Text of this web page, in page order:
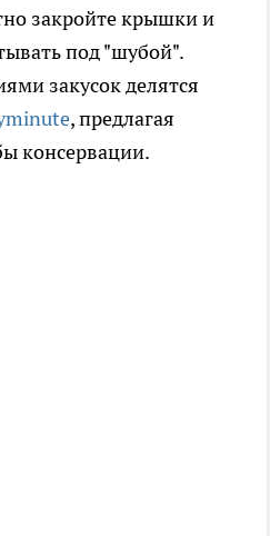
закройте крышки и
под "шубой".
закусок делятся
, предлагая
консервации.